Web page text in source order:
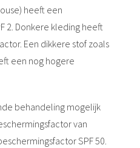
heeft een
2. Donkere kleding heeft
Een dikkere stof zoals
een nog hogere
behandeling mogelijk
van
SPF 50.